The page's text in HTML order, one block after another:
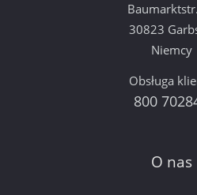
30823
Niemcy
Obsługa
800
O nas